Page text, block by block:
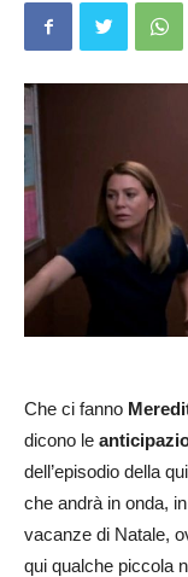
Che ci fanno
dicono le
dell’episodio della
che andrà in onda,
vacanze di Natale,
qui qualche piccola